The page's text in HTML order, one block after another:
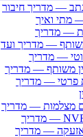
— מדריך
— מדריך ועד
— מדריך
משותף — מדריך
פרטי — מדריך
מצלמות — מדריך
— מדריך